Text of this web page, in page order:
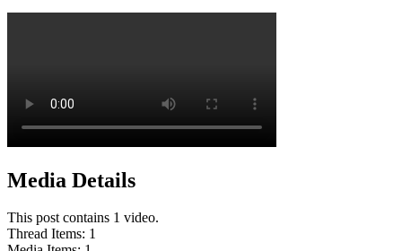
Media Details
This post contains 1 video.
Thread Items: 1